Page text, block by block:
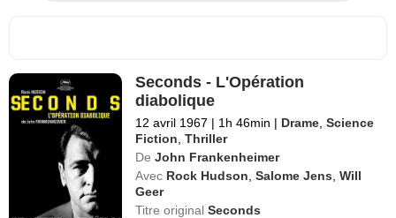
Seconds - L'Opération
diabolique
12 avril 1967 | 1h 46min | Drame ,Science
Fiction ,Thriller
De John Frankenheimer
Avec Rock Hudson ,Salome Jens ,Will
Geer
Titre originalSeconds